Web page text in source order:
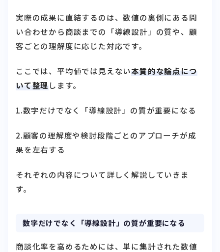
実際の成果に直結するのは、数値の裏側にある問
い合わせから商談までの「導線設計」の質や、顧
客ごとの理解度に応じた対応です。
ここでは、平均値では見えない本質的な論点につ
いて整理 します。
1.数字だけでなく「導線設計」の質が重要になる
2.顧客の理解度や検討段階ごとのアプローチが成
果を左右する
それぞれの内容について詳しく解説していきま
す。
数字だけでなく「導線設計」の質が重要になる
商談化率を高めるためには、単に集計された数値